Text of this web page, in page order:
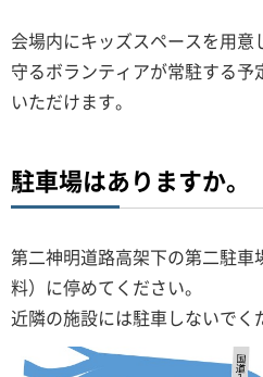
会場内にキッズスペースを用
守るボランティアが常駐する予
いただけます。
駐車場はありますか。
第二神明道路高架下の第二駐
料）に停めてください。
近隣の施設には駐車しないでく